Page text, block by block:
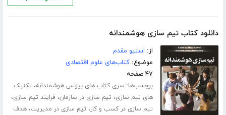
دانلود کتاب تیم سازی هوشمندانه
از: استیو مقدم
موضوع:کتاب‌های علوم اقتصادی
۴۷ صفحه
برچسب‌ها: سری کتاب های بیزنس هوشمندانه، تکنیک
های تیم سازی، تیم سازی در سازمان، فرایند تیم سازی،
تیم سازی در کسب و کار، تیم سازی در مدیریت،هدف